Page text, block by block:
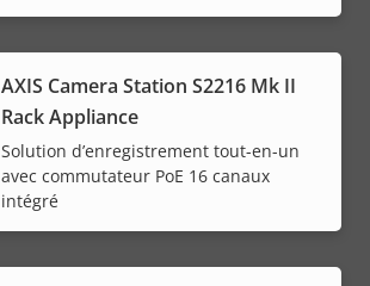
AXIS Camera Station S2216 Mk II
Rack Appliance
Solution d’enregistrement tout-en-un
avec commutateur PoE 16 canaux
intégré